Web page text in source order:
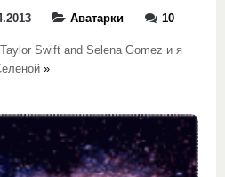
Аватарки 10
Swift and Selena Gomez и я
»